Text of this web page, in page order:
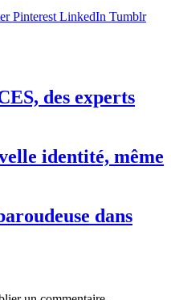
Pinterest LinkedIn Tumblr
des experts
identité, même
dans